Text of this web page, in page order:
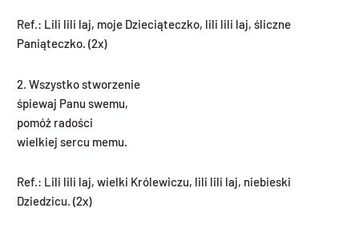
Ref.: Lili lili laj, moje Dzieciąteczko, lili lili laj, śliczne
Paniąteczko. (2x)
2. Wszystko stworzenie
śpiewaj Panu swemu,
pomóż radości
wielkiej sercu memu.
Ref.: Lili lili laj, wielki Królewiczu, lili lili laj, niebieski
Dziedzicu. (2x)